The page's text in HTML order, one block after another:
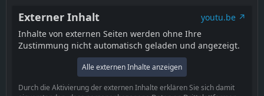
Externer Inhalt
youtu.be
Inhalte von externen Seiten werden ohne Ihre
Zustimmung nicht automatisch geladen und angezeigt.
Alle externen Inhalte anzeigen
Durch die Aktivierung der externen Inhalte erklären Sie sich damit